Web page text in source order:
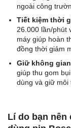
ngoài công
Tiết kiệm thời
26.000 lần/phút
máy giúp hoàn
đồng thời giảm
Giữ không
giúp thu gom
dùng và giữ môi
Lí do bạn nên